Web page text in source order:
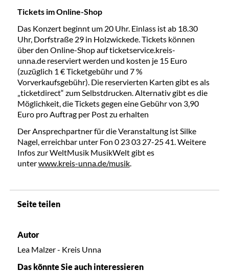
Tickets im Online-Shop
Das Konzert beginnt um 20 Uhr. Einlass ist ab 18.30
Uhr, Dorfstraße 29 in Holzwickede. Tickets können
über den Online-Shop auf ticketservice.kreis-
unna.de reserviert werden und kosten je 15 Euro
(zuzüglich 1 € Ticketgebühr und 7 %
Vorverkaufsgebühr). Die reservierten Karten gibt es als
„ticketdirect“ zum Selbstdrucken. Alternativ gibt es die
Möglichkeit, die Tickets gegen eine Gebühr von 3,90
Euro pro Auftrag per Post zu erhalten
Der Ansprechpartner für die Veranstaltung ist Silke
Nagel, erreichbar unter Fon 0 23 03 27-25 41. Weitere
Infos zur WeltMusik MusikWelt gibt es
unterwww.kreis-unna.de/musik.
Seite teilen
Autor
Lea Malzer - Kreis Unna
Das könnte Sie auch interessieren